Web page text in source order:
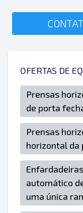
OFERTAS DE
Prensas
de porta
Prensas
horizontal da
automático
uma única